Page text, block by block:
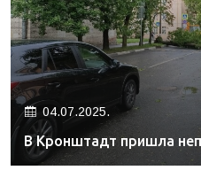
04.07.2025.
В Кронштадт пришла